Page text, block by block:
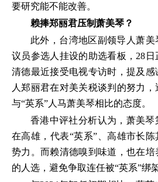
要研究能不能改善。
赖捧郑丽君压制萧美琴？
此外，台湾地区副领导人萧美
议员参选人挂设的助选看板，28
清德最近接受电视专访时，提及
人郑丽君在对美关税谈判的努力
与“英系”人马萧美琴相比的态度。
香港中评社分析认为，萧美
在高雄，代表“英系”、高雄市长
势力。而赖清德嗅到味道，也在
的人选，避免争取连任被“英系”绑架